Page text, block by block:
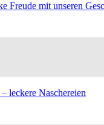
Freude mit unseren
leckere Naschereien